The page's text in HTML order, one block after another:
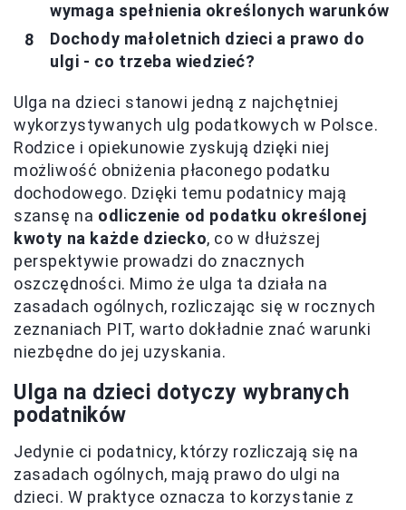
wymaga spełnienia określonych warunków
Dochody małoletnich dzieci a prawo do
ulgi - co trzeba wiedzieć?
Ulga na dzieci stanowi jedną z najchętniej
wykorzystywanych ulg podatkowych w Polsce.
Rodzice i opiekunowie zyskują dzięki niej
możliwość obniżenia płaconego podatku
dochodowego. Dzięki temu podatnicy mają
szansę na odliczenie od podatku określonej
kwoty na każde dziecko, co w dłuższej
perspektywie prowadzi do znacznych
oszczędności. Mimo że ulga ta działa na
zasadach ogólnych, rozliczając się w rocznych
zeznaniach PIT, warto dokładnie znać warunki
niezbędne do jej uzyskania.
Ulga na dzieci dotyczy wybranych
podatników
Jedynie ci podatnicy, którzy rozliczają się na
zasadach ogólnych, mają prawo do ulgi na
dzieci. W praktyce oznacza to korzystanie z